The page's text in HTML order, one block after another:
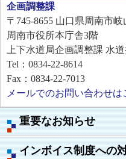
重要なお知らせ
インボイス制度への
企画調整課
〒745-8655 山口県周南市岐
周南市役所本庁舎3階
上下水道局企画調整課 水
Tel：0834-22-8614
Fax：0834-22-7013
メールでのお問い合わせは